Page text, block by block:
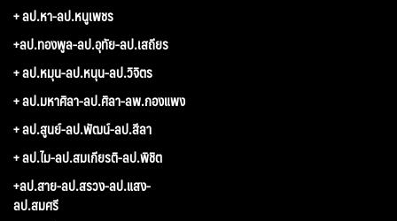
+ ลป.หา-ลป.หนูเพชร
+ลป.ทองพูล-ลป.อุทัย-ลป.เสถียร
+ ลป.หมุน-ลป.หนุน-ลป.วิจิตร
+ ลป.มหาศิลา-ลป.ศิลา-ลพ.กองแพง
+ ลป.สูนย์-ลป.พัฒน์-ลป.สีลา
+ ลป.ไม-ลป.สมเกียรติ-ลป.พิชิต
+ลป.สาย-ลป.สรวง-ลป.แสง-
ลป.สมศรี